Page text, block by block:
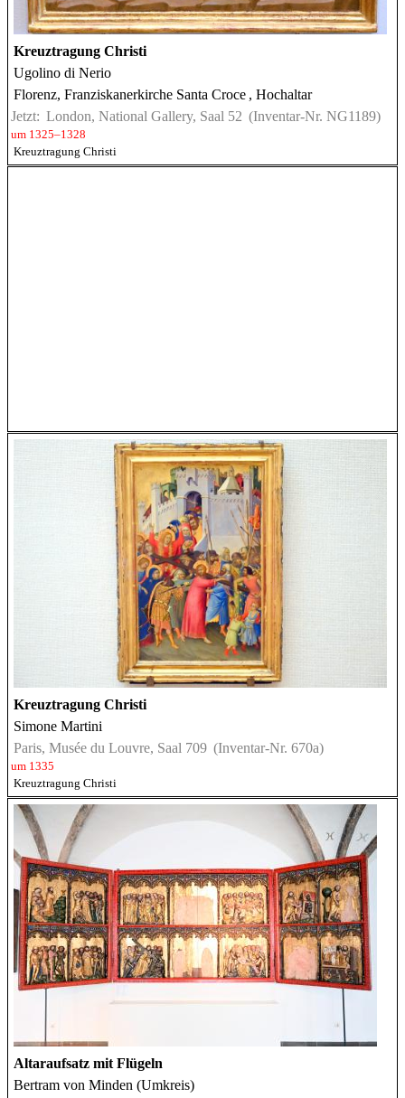
Kreuztragung Christi
Ugolino di Nerio
Florenz, Franziskanerkirche Santa Croce , Hochaltar
Jetzt: London, National Gallery, Saal 52 (Inventar-Nr. NG1189)
um 1325–1328
Kreuztragung Christi
Kreuztragung Christi
Simone Martini
Paris, Musée du Louvre, Saal 709 (Inventar-Nr. 670a)
um 1335
Kreuztragung Christi
Altaraufsatz mit Flügeln
Bertram von Minden (Umkreis)